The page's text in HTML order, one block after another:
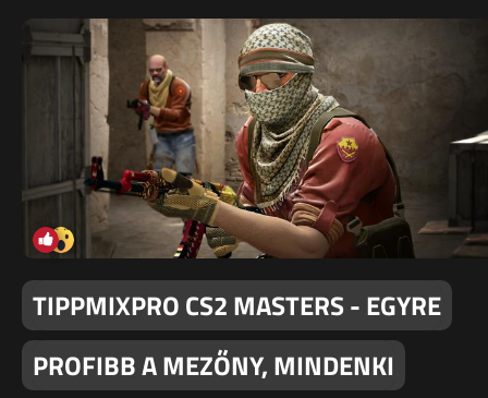
TIPPMIXPRO CS2 MASTERS - EGYRE
PROFIBB A MEZŐNY, MINDENKI